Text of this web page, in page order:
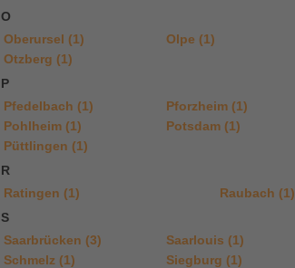
O
Oberursel (1)
Olpe (1)
Otzberg (1)
P
Pfedelbach (1)
Pforzheim (1)
Pohlheim (1)
Potsdam (1)
Püttlingen (1)
R
Ratingen (1)
Raubach (1)
S
Saarbrücken (3)
Saarlouis (1)
Schmelz (1)
Siegburg (1)